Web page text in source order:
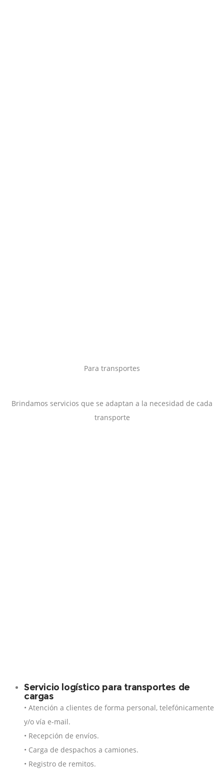
Para transportes
Brindamos servicios que se adaptan a la necesidad de cada
transporte
Servicio logístico para transportes de
cargas
• Atención a clientes de forma personal, telefónicamente
y/o vía e-mail.
• Recepción de envíos.
• Carga de despachos a camiones.
• Registro de remitos.